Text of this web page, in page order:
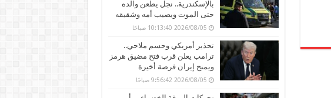
بالإسكندرية.. نجل يطعن والده
حتى الموت ويصيب أمه وشقيقه
2026/08/05 10:13:40 صباحًا
تحذير أمريكي وحسم ملاحي..
ترامب يعلن قرب فتح مضيق هرمز
ويمنح إيران فرصة أخيرة
2026/08/05 9:56:42 صباحًا